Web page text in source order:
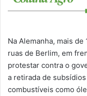
Na Alemanha, mais
ruas de Berlim, em
protestar contra o
a retirada de
combustíveis como